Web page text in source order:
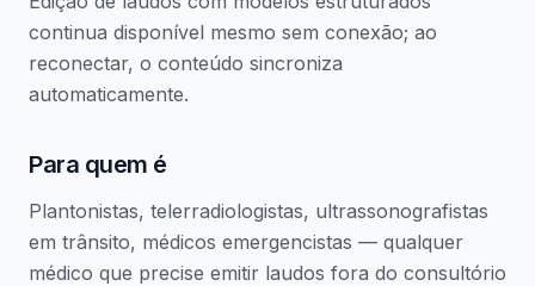
continua disponível mesmo sem conexão; ao
reconectar, o conteúdo sincroniza
automaticamente.
Para quem é
Plantonistas, telerradiologistas, ultrassonografistas
em trânsito, médicos emergencistas — qualquer
médico que precise emitir laudos fora do consultório